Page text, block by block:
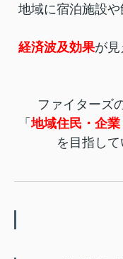
地域に宿泊施設
経済波及効果が見
ファイターズ
「地域住民・企
を目指して